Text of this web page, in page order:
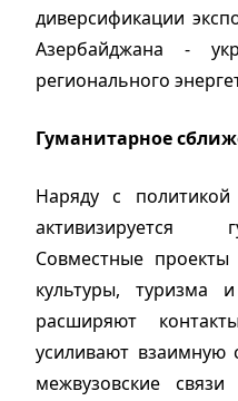
диверсификации
Азербайджана -
регионального
Гуманитарное
Наряду с
активизируется
Совместные
культуры, туризма
расширяют
усиливают взаимную
межвузовские